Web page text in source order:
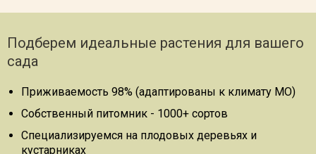
Подберем идеальные растения для вашего
сада
Приживаемость 98% (адаптированы к климату МО)
Собственный питомник - 1000+ сортов
Специализируемся на плодовых деревьях и
кустарниках